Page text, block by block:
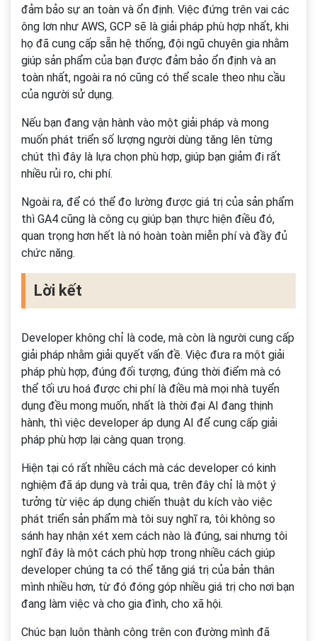
đảm bảo sự an toàn và ổn định. Việc đứng trên vai các
ông lơn như AWS, GCP sẽ là giải pháp phù hợp nhất, khi
họ đã cung cấp sẵn hệ thống, đội ngũ chuyên gia nhằm
giúp sản phẩm của bạn được đảm bảo ổn định và an
toàn nhất, ngoài ra nó cũng có thể scale theo nhu cầu
của người sử dụng.
Nếu bạn đang vận hành vào một giải pháp và mong
muốn phát triển số lượng người dùng tăng lên từng
chút thì đây là lựa chọn phù hợp, giúp bạn giảm đi rất
nhiều rủi ro, chi phí.
Ngoài ra, để có thể đo lường được giá trị của sản phẩm
thì GA4 cũng là công cụ giúp bạn thực hiện điều đó,
quan trọng hơn hết là nó hoàn toàn miễn phí và đầy đủ
chức năng.
Lời kết
Developer không chỉ là code, mà còn là người cung cấp
giải pháp nhằm giải quyết vấn đề. Việc đưa ra một giải
pháp phù hợp, đúng đối tượng, đúng thời điểm mà có
thể tối ưu hoá được chi phí là điều mà mọi nhà tuyển
dụng đều mong muốn, nhất là thời đại AI đang thịnh
hành, thì việc developer áp dụng AI để cung cấp giải
pháp phù hợp lại càng quan trọng.
Hiện tại có rất nhiều cách mà các developer có kinh
nghiệm đã áp dụng và trải qua, trên đây chỉ là một ý
tưởng từ việc áp dụng chiến thuật du kích vào việc
phát triển sản phẩm mà tôi suy nghĩ ra, tôi không so
sánh hay nhận xét xem cách nào là đúng, sai nhưng tôi
nghĩ đây là một cách phù hợp trong nhiều cách giúp
developer chúng ta có thể tăng giá trị của bản thân
mình nhiều hơn, từ đó đóng góp nhiều giá trị cho nơi bạn
đang làm việc và cho gia đình, cho xã hội.
Chúc bạn luôn thành công trên con đường mình đã